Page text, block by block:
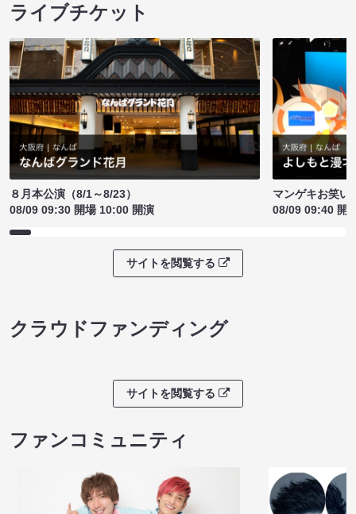
ライブチケット
８月本公演（8/1～8/23）
08/09 09:30 開場 10:00 開演
マンゲキお笑い
08/09 09:40 開
サイトを閲覧する
クラウドファンディング
サイトを閲覧する
ファンコミュニティ